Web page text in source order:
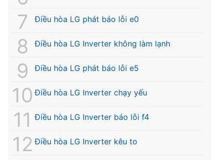
Điều hòa LG phát báo lỗi e0
Điều hòa LG Inverter không làm lạnh
Điều hòa LG phát báo lỗi e5
Điều hòa LG Inverter chạy yếu
Điều hòa LG Inverter báo lỗi f4
Điều hòa LG Inverter kêu to